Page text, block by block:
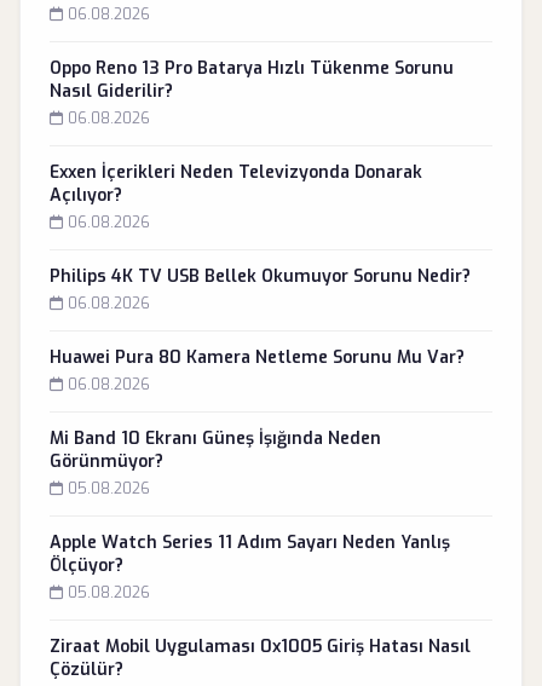
06.08.2026
Oppo Reno 13 Pro Batarya Hızlı Tükenme Sorunu
Nasıl Giderilir?
06.08.2026
Exxen İçerikleri Neden Televizyonda Donarak
Açılıyor?
06.08.2026
Philips 4K TV USB Bellek Okumuyor Sorunu Nedir?
06.08.2026
Huawei Pura 80 Kamera Netleme Sorunu Mu Var?
06.08.2026
Mi Band 10 Ekranı Güneş İşığında Neden
Görünmüyor?
05.08.2026
Apple Watch Series 11 Adım Sayarı Neden Yanlış
Ölçüyor?
05.08.2026
Ziraat Mobil Uygulaması 0x1005 Giriş Hatası Nasıl
Çözülür?